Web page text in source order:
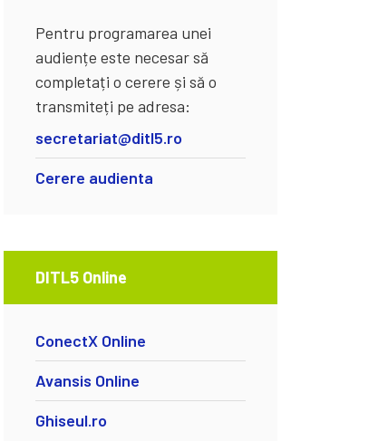
Pentru programarea unei
audiențe este necesar să
completați o cerere și să o
transmiteți pe adresa:
secretariat@ditl5.ro
Cerere audienta
DITL5 Online
ConectX Online
Avansis Online
Ghiseul.ro